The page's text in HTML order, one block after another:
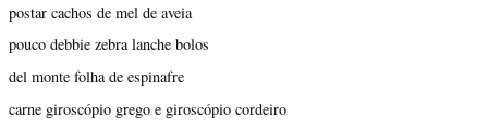
postar cachos de mel de aveia
pouco debbie zebra lanche bolos
del monte folha de espinafre
carne giroscópio grego e giroscópio cordeiro